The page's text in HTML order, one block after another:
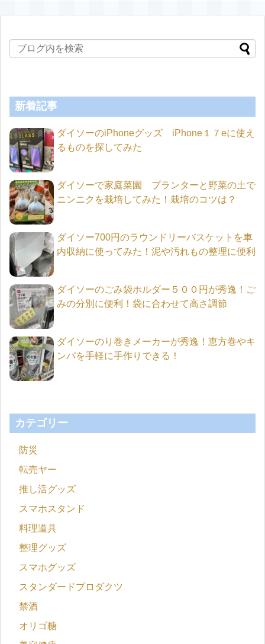
新着記事
ダイソーのiPhoneグッズ iPhone１７eに使え
るものを探してみた
ダイソーで家庭菜園 プランターと野菜の土で
ニンニクを栽培してみた！栽培のコツは？
ダイソー700円のラウンドリーバスケットを車
内収納に使ってみた！泥や汚れもの整理に便利
ダイソーのごみ袋ホルダー５００円が秀逸！ご
みの分別に便利！袋に合わせて高さ調節
ダイソーのり巻きメーカーが秀逸！恵方巻やキ
ンパを手軽に手作りできる！
カテゴリー
防災
転売ヤー
推し活グッズ
スマホスタンド
料理道具
整理グッズ
スマホグッズ
スタンダードプロダクツ
禁酒
オリゴ糖